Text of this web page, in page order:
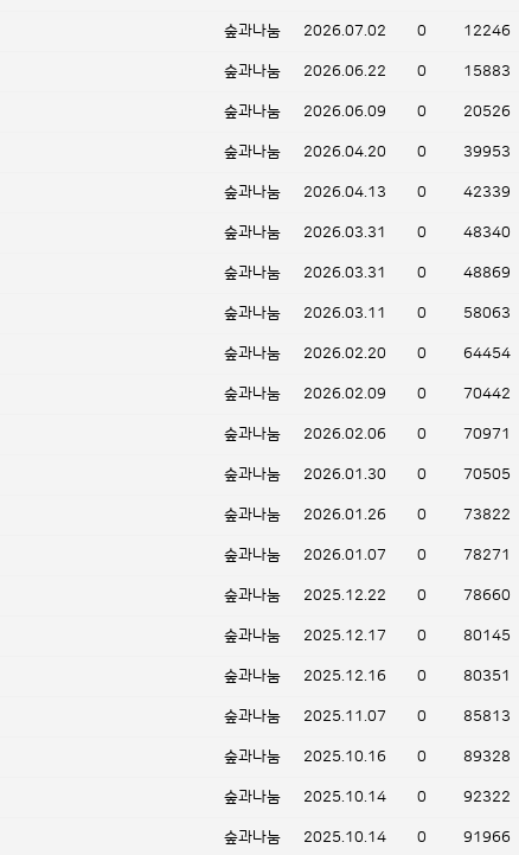
숲과나눔 2026.07.02 0 12246
숲과나눔 2026.06.22 0 15883
숲과나눔 2026.06.09 0 20526
숲과나눔 2026.04.20 0 39953
숲과나눔 2026.04.13 0 42339
숲과나눔 2026.03.31 0 48340
숲과나눔 2026.03.31 0 48869
숲과나눔 2026.03.11 0 58063
숲과나눔 2026.02.20 0 64454
숲과나눔 2026.02.09 0 70442
숲과나눔 2026.02.06 0 70971
숲과나눔 2026.01.30 0 70505
숲과나눔 2026.01.26 0 73822
숲과나눔 2026.01.07 0 78271
숲과나눔 2025.12.22 0 78660
숲과나눔 2025.12.17 0 80145
숲과나눔 2025.12.16 0 80351
숲과나눔 2025.11.07 0 85813
숲과나눔 2025.10.16 0 89328
숲과나눔 2025.10.14 0 92322
숲과나눔 2025.10.14 0 91966